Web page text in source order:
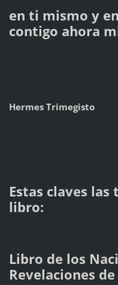
en ti mismo y
contigo ahora
Hermes Trimegisto
Estas claves
libro:
Libro de los
Revelaciones